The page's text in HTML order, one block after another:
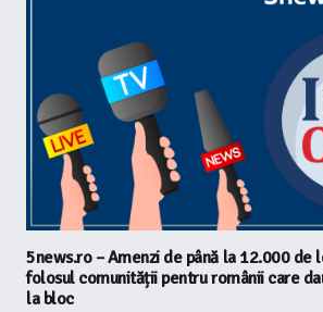
5news.ro – Amenzi de până la 12.000 de
folosul comunității pentru românii care
la bloc